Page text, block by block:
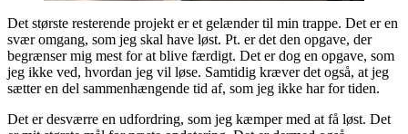
Det største resterende projekt er et gelænder til min trappe. Det er en
svær omgang, som jeg skal have løst. Pt. er det den opgave, der
begrænser mig mest for at blive færdigt. Det er dog en opgave, som
jeg ikke ved, hvordan jeg vil løse. Samtidig kræver det også, at jeg
sætter en del sammenhængende tid af, som jeg ikke har for tiden.
Det er desværre en udfordring, som jeg kæmper med at få løst. Det